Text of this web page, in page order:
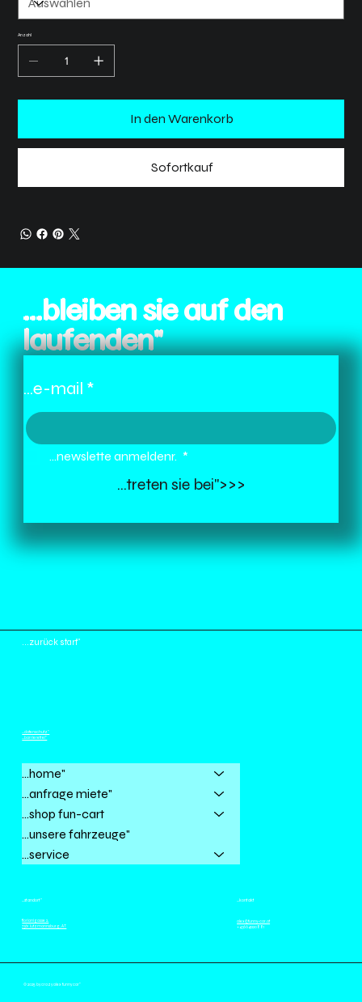
Anzahl
In den Warenkorb
Sofortkauf
...zurück start"
...datenschutz"
...barrierefrei"
...standort"
florianigasse 2,
7361 lutzmannsburg, AT
...kontakt
alex@funny-car.at
+436641220881
...home"
...anfrage miete"
...shop fun-cart
...unsere fahrzeuge"
...service
...bleiben sie auf den
laufenden"
...e-mail *
...newslette anmeldenr. *
...treten sie bei">>>
© 2025 by crazy alex funny car"